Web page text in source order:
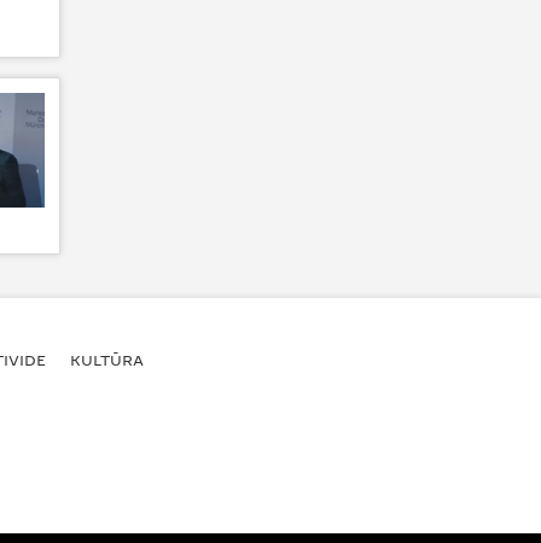
KULTŪRA